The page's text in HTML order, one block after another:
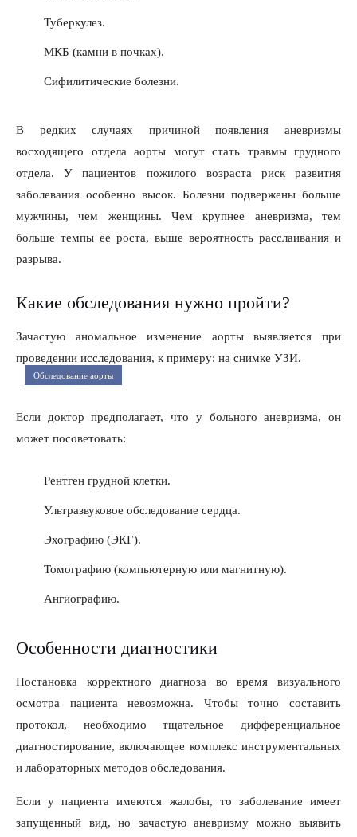
Туберкулез.
МКБ (камни в почках).
Сифилитические болезни.
В редких случаях причиной появления аневризмы
восходящего отдела аорты могут стать травмы грудного
отдела. У пациентов пожилого возраста риск развития
заболевания особенно высок. Болезни подвержены больше
мужчины, чем женщины. Чем крупнее аневризма, тем
больше темпы ее роста, выше вероятность расслаивания и
разрыва.
Какие обследования нужно пройти?
Зачастую аномальное изменение аорты выявляется при
проведении исследования, к примеру: на снимке УЗИ.
Обследование аорты
Если доктор предполагает, что у больного аневризма, он
может посоветовать:
Рентген грудной клетки.
Ультразвуковое обследование сердца.
Эхографию (ЭКГ).
Томографию (компьютерную или магнитную).
Ангиографию.
Особенности диагностики
Постановка корректного диагноза во время визуального
осмотра пациента невозможна. Чтобы точно составить
протокол, необходимо тщательное дифференциальное
диагностирование, включающее комплекс инструментальных
и лабораторных методов обследования.
Если у пациента имеются жалобы, то заболевание имеет
запущенный вид, но зачастую аневризму можно выявить